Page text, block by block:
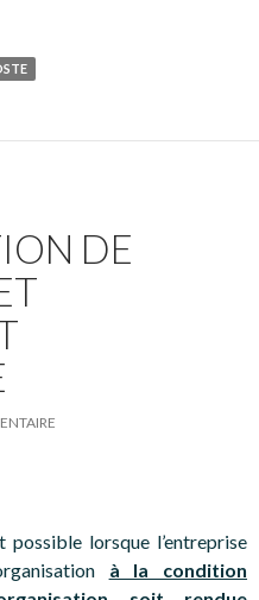
DE
possible lorsque l’entreprise
à la condition